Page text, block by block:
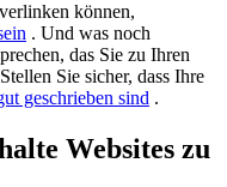
können,
. Und was noch
das Sie zu Ihren
Sie sicher, dass Ihre
geschrieben sind .
Websites zu